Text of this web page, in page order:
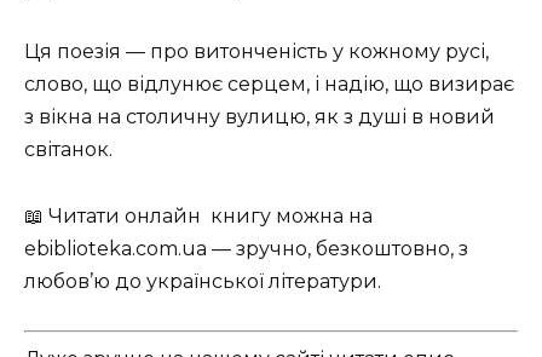
Ця поезія — про витонченість у кожному русі,
слово, що відлунює серцем, і надію, що визирає
з вікна на столичну вулицю, як з душі в новий
світанок.
📖 Читати онлайн книгу можна на
ebiblioteka.com.ua — зручно, безкоштовно, з
любов’ю до української літератури.